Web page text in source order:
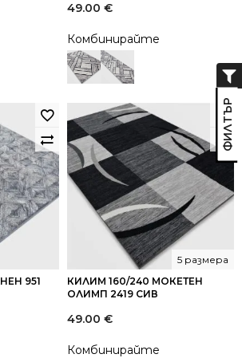
49.00 €
Комбинирайте
951
КИЛИМ 160/240 МОКЕТЕН
ОЛИМП 2419 СИВ
5 размера
49.00 €
Комбинирайте